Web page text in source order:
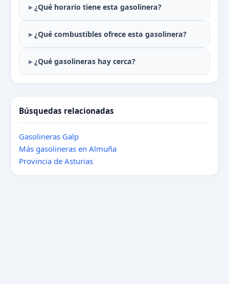
¿Qué horario tiene esta gasolinera?
¿Qué combustibles ofrece esta gasolinera?
¿Qué gasolineras hay cerca?
Búsquedas relacionadas
Gasolineras Galp
Más gasolineras en Almuña
Provincia de Asturias